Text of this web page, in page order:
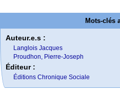
Mots-clés
Auteur.e.s :
Langlois Jacques
Proudhon, Pierre-Joseph
Éditeur :
Éditions Chronique Sociale